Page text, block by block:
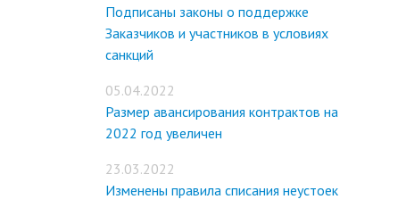
Подписаны законы о поддержке
Заказчиков и участников в условиях
санкций
05.04.2022
Размер авансирования контрактов на
2022 год увеличен
23.03.2022
Изменены правила списания неустоек